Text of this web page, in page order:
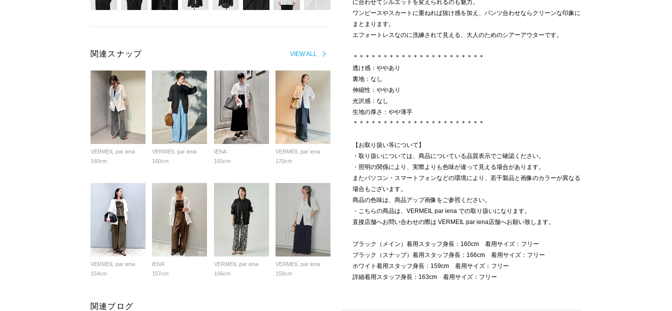
VIEW ALL
関連スナップ
VERMEIL par iena
160cm
VERMEIL par iena
160cm
IENA
165cm
VERMEIL par iena
170cm
VERMEIL par iena
154cm
IENA
157cm
VERMEIL par iena
166cm
VERMEIL par iena
159cm
関連ブログ
に合わせてシルエットを変えられるのも魅力。
ワンピースやスカートに重ねれば抜け感を加え、パンツ合わせならクリーンな印象に
まとまります。
エフォートレスなのに洗練されて見える、大人のためのシアーアウターです。
＊＊＊＊＊＊＊＊＊＊＊＊＊＊＊＊＊＊＊＊＊＊
透け感：ややあり
裏地：なし
伸縮性：ややあり
光沢感：なし
生地の厚さ：やや薄手
＊＊＊＊＊＊＊＊＊＊＊＊＊＊＊＊＊＊＊＊＊＊
【お取り扱い等について】
・取り扱いについては、商品についている品質表示でご確認ください。
・照明の関係により、実際よりも色味が違って見える場合があります。
またパソコン・スマートフォンなどの環境により、若干製品と画像のカラーが異なる
場合もございます。
商品の色味は、商品アップ画像をご参照ください。
・こちらの商品は、VERMEIL par iena での取り扱いになります。
直接店舗へお問い合わせの際は VERMEIL par iena店舗へお願い致します。
ブラック（メイン）着用スタッフ身長：160cm 着用サイズ：フリー
ブラック（スナップ）着用スタッフ身長：166cm 着用サイズ：フリー
ホワイト着用スタッフ身長：159cm 着用サイズ：フリー
詳細着用スタッフ身長：163cm 着用サイズ：フリー